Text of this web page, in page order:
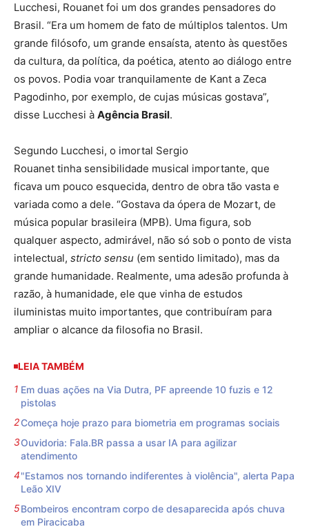
Lucchesi, Rouanet foi um dos grandes pensadores do
Brasil. “Era um homem de fato de múltiplos talentos. Um
grande filósofo, um grande ensaísta, atento às questões
da cultura, da política, da poética, atento ao diálogo entre
os povos. Podia voar tranquilamente de Kant a Zeca
Pagodinho, por exemplo, de cujas músicas gostava”,
disse Lucchesi à Agência Brasil.
Segundo Lucchesi, o imortal Sergio
Rouanet tinha sensibilidade musical importante, que
ficava um pouco esquecida, dentro de obra tão vasta e
variada como a dele. “Gostava da ópera de Mozart, de
música popular brasileira (MPB). Uma figura, sob
qualquer aspecto, admirável, não só sob o ponto de vista
intelectual, stricto sensu (em sentido limitado), mas da
grande humanidade. Realmente, uma adesão profunda à
razão, à humanidade, ele que vinha de estudos
iluministas muito importantes, que contribuíram para
ampliar o alcance da filosofia no Brasil.
LEIA TAMBÉM
Em duas ações na Via Dutra, PF apreende 10 fuzis e 12
pistolas
Começa hoje prazo para biometria em programas sociais
Ouvidoria: Fala.BR passa a usar IA para agilizar
atendimento
"Estamos nos tornando indiferentes à violência", alerta Papa
Leão XIV
Bombeiros encontram corpo de desaparecida após chuva
em Piracicaba